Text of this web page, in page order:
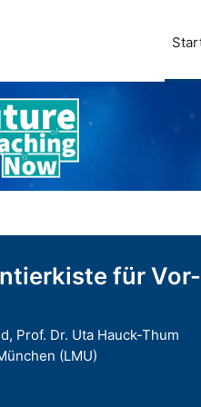
für
Prof. Dr. Uta Hauck-Thum
(LMU)